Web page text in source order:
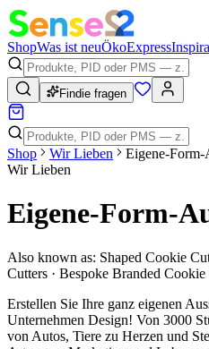
ShopWas ist neuÖkoExpress
Findie fragen
Shop Wir Lieben
Eigene-Form-
Wir Lieben
Eigene-Form-
Also known as: Shaped Cookie
Cutters · Bespoke Branded Cookie
Erstellen Sie Ihre ganz eigenen
Unternehmen Design! Von 3000
von Autos, Tiere zu Herzen und